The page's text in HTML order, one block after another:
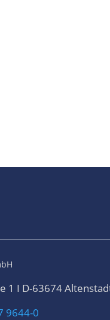
1 I D-63674
9644-0